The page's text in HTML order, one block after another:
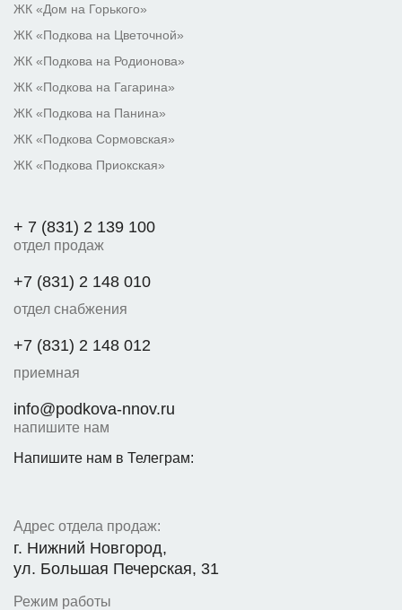
ЖК «Дом на Горького»
ЖК «Подкова на Цветочной»
ЖК «Подкова на Родионова»
ЖК «Подкова на Гагарина»
ЖК «Подкова на Панина»
ЖК «Подкова Сормовская»
ЖК «Подкова Приокская»
+ 7 (831) 2 139 100
отдел продаж
+7 (831) 2 148 010
отдел снабжения
+7 (831) 2 148 012
приемная
info@podkova-nnov.ru
напишите нам
Напишите нам в Телеграм:
Адрес отдела продаж:
г. Нижний Новгород,
ул. Большая Печерская, 31
Режим работы